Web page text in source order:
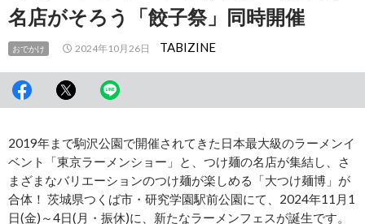
名店がそろう「餃子祭」同時開催
おでかけ 2024年10月26日 TABIZINE
2019年まで駒沢公園で開催されてきた日本最大級のラーメンイ
ベント「東京ラーメンショー」と、つけ麺の名店が集結し、さ
まざまなバリエーションのつけ麺が楽しめる「大つけ麺博」が
合体！ 茨城県つくば市・研究学園駅前公園にて、2024年11月1
日(金)～4日(月・振休)に、新たなラーメンフェスが誕生です。